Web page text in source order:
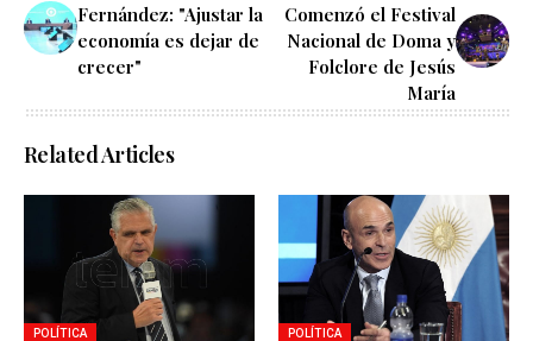
Fernández: "Ajustar la
economía es dejar de
crecer"
Comenzó el Festival
Nacional de Doma y
Folclore de Jesús
María
Related Articles
POLÍTICA POLÍTICA